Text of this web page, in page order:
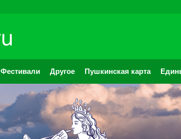
Фестивали Другое Пушкинская карта